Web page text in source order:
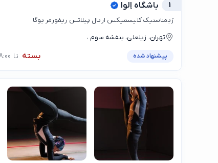
1 باشگاه اِلوا
ژیمناستیک کلیستنیکس اریال پیلاتس ریفورمر یوگا
تهران، زینعلی، بنفشه سوم ،
پیشنهاد شده بسته تا 08:00 شنبه